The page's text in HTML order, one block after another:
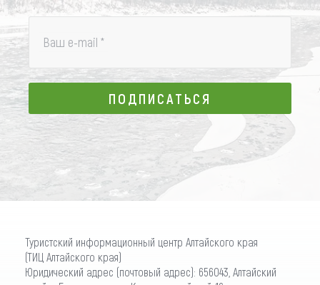
Ваш e-mail *
ПОДПИСАТЬСЯ
ПОДПИСАТЬСЯ
Туристский информационный центр Алтайского края
(ТИЦ Алтайского края)
Юридический адрес (почтовый адрес): 656043, Алтайский